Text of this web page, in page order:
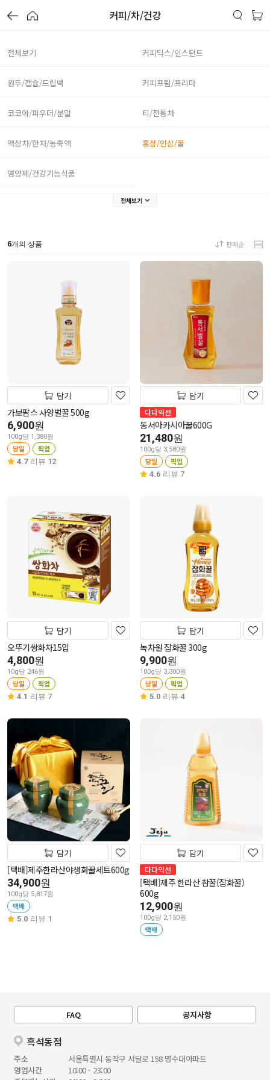
커피/차/건강
전체보기 커피믹스/인스턴트
원두/캡슐/드립백 커피프림/프리마
코코아/파우더/분말 티/전통차
액상차/한차/농축액 홍삼/인삼/꿀
영양제/건강기능식품
전체보기
6개의 상품 판매순
담기
가보팜스 사양벌꿀 500g
6,900원
100g당 1,380원
당일 픽업
4.7 리뷰 12
담기
다다익선
동서아카시아꿀600G
21,480원
100g당 3,580원
당일 픽업
4.6 리뷰 7
담기
오뚜기쌍화차15입
4,800원
10g당 246원
당일 픽업
4.1 리뷰 7
담기
녹차원 잡화꿀 300g
9,900원
100g당 3,300원
당일 픽업
5.0 리뷰 4
담기
[택배]제주한라산야생화꿀세트600g
34,900원
100g당 5,817원
택배
5.0 리뷰 1
담기
다다익선
[택배]제주 한라산 참꿀(잡화꿀)
600g
12,900원
100g당 2,150원
택배
FAQ 공지사항
흑석동점
주소
서울특별시 동작구 서달로 158 명수대아파트
영업시간
10:00 - 23:00